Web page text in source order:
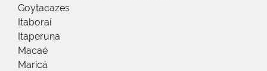
Goytacazes
Itaboraí
Itaperuna
Macaé
Maricá